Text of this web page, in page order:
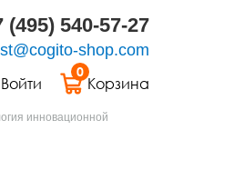
(495) 540-57-27
shop.com
Войти
0
Корзина
инновационной